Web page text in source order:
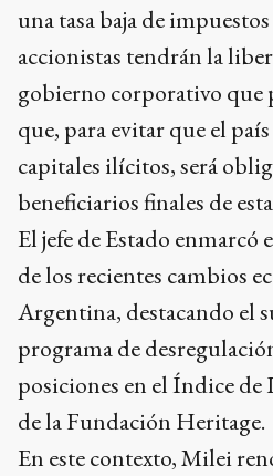
una tasa baja de
accionistas tendrán la
gobierno corporativo que
que, para evitar que el
capitales ilícitos, será
beneficiarios finales de
El jefe de Estado enmarcó
de los recientes cambios
Argentina, destacando el
programa de
posiciones en el Índice
de la Fundación Heritage.
En este contexto, Milei